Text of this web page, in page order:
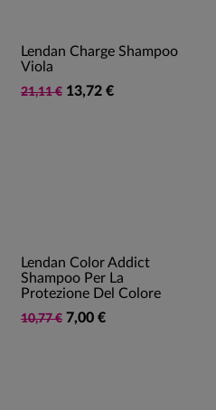
Lendan Charge Shampoo
Viola
21,11 € 13,72 €
Lendan Color Addict
Shampoo Per La
Protezione Del Colore
10,77 € 7,00 €